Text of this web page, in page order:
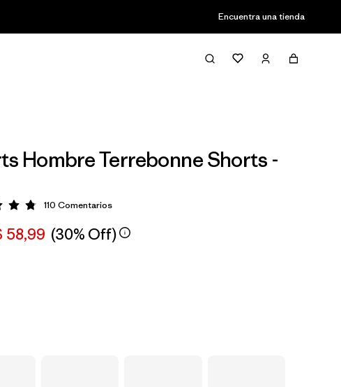
Encuentra una tienda
Hombre Terrebonne Shorts -
4.8 / 5
110 Comentarios
58,99 (30% Off)